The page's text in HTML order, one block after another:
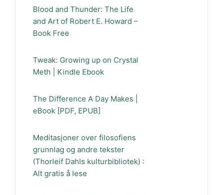
Blood and Thunder: The Life
and Art of Robert E. Howard –
Book Free
Tweak: Growing up on Crystal
Meth | Kindle Ebook
The Difference A Day Makes |
eBook [PDF, EPUB]
Meditasjoner over filosofiens
grunnlag og andre tekster
(Thorleif Dahls kulturbibliotek) :
Alt gratis å lese